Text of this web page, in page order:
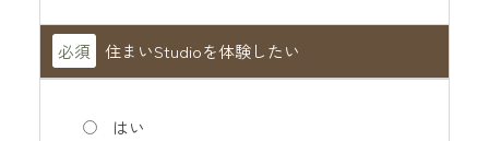
必須 住まいStudioを体験したい
はい